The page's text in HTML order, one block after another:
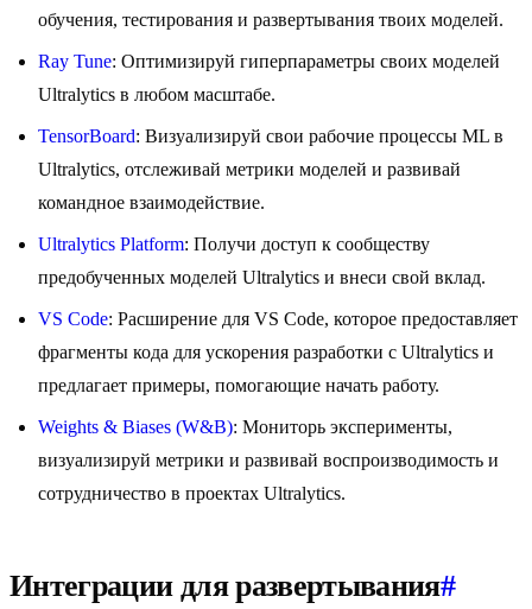
обучения, тестирования и развертывания твоих моделей.
Ray Tune: Оптимизируй гиперпараметры своих моделей
Ultralytics в любом масштабе.
TensorBoard: Визуализируй свои рабочие процессы ML в
Ultralytics, отслеживай метрики моделей и развивай
командное взаимодействие.
Ultralytics Platform: Получи доступ к сообществу
предобученных моделей Ultralytics и внеси свой вклад.
VS Code: Расширение для VS Code, которое предоставляет
фрагменты кода для ускорения разработки с Ultralytics и
предлагает примеры, помогающие начать работу.
Weights & Biases (W&B): Мониторь эксперименты,
визуализируй метрики и развивай воспроизводимость и
сотрудничество в проектах Ultralytics.
Интеграции для развертывания#